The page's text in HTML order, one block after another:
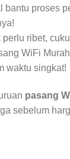
bantu proses
ribet,
WiFi
waktu singkat!
pasang
sebelum